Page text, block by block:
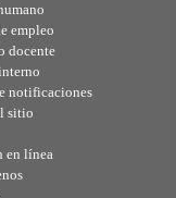
empleo
docente
notificaciones
sitio
en línea